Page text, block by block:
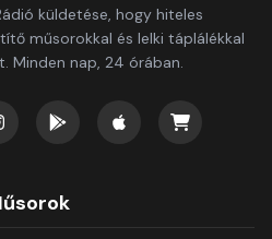
küldetése, hogy hiteles
műsorokkal és lelki táplálékkal
Minden nap, 24 órában.